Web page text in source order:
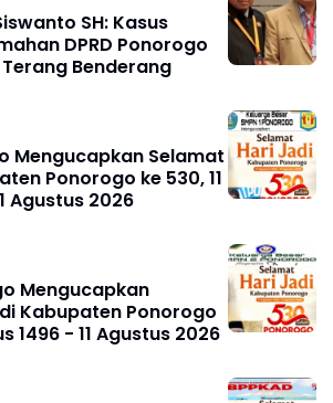
SH: Kasus
DPRD Ponorogo
Benderang
Mengucapkan Selamat
Ponorogo ke 530, 11
Agustus 2026
Mengucapkan
Kabupaten Ponorogo
1496 - 11 Agustus 2026